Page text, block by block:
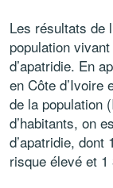
Les résultats de
population
d’apatridie. En
en Côte d’Ivoire
de la population
d’habitants, on
d’apatridie,
risque élevé et